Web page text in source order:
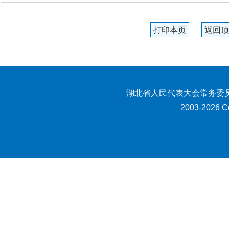
打印本页 返回
湖北省人民代表大会常务委
2003-2026